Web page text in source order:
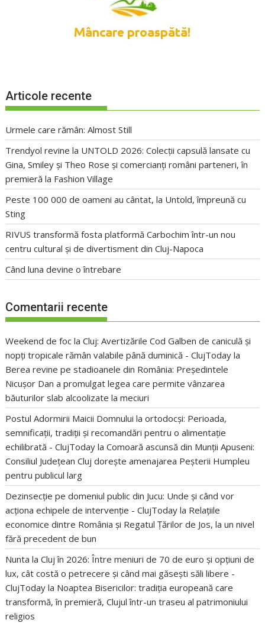
Articole recente
Urmele care rămân: Almost Still
Trendyol revine la UNTOLD 2026: Colecții capsulă lansate cu
Gina, Smiley și Theo Rose și comercianți români parteneri, în
premieră la Fashion Village
Peste 100 000 de oameni au cântat, la Untold, împreună cu
Sting
RIVUS transformă fosta platformă Carbochim într-un nou
centru cultural și de divertisment din Cluj-Napoca
Când luna devine o întrebare
Comentarii recente
Weekend de foc la Cluj: Avertizările Cod Galben de caniculă și
nopți tropicale rămân valabile până duminică - ClujToday la
Berea revine pe stadioanele din România: Președintele
Nicușor Dan a promulgat legea care permite vânzarea
băuturilor slab alcoolizate la meciuri
Postul Adormirii Maicii Domnului la ortodocși: Perioada,
semnificații, tradiții și recomandări pentru o alimentație
echilibrată - ClujToday laComoară ascunsă din Munții Apuseni:
Consiliul Județean Cluj dorește amenajarea Peșterii Humpleu
pentru publicul larg
Dezinsecție pe domeniul public din Jucu: Unde și când vor
acționa echipele de intervenție - ClujToday la Relațiile
economice dintre România și Regatul Țărilor de Jos, la un nivel
fără precedent de bun
Nunta la Cluj în 2026: Între meniuri de 70 de euro și opțiuni de
lux, cât costă o petrecere și când mai găsești săli libere -
ClujToday la Noaptea Bisericilor: tradiția europeană care
transformă, în premieră, Clujul într-un traseu al patrimoniului
religios